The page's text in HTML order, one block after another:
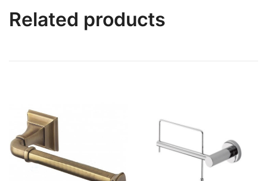
Related products